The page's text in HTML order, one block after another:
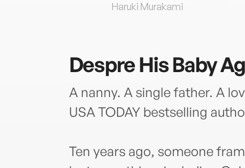
Haruki Murakami
DespreHis Baby
A nanny. A single father. A
USA TODAY bestselling
Ten years ago, someone